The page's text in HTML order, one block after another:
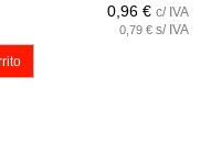
0,96 € c/ IVA
0,79 € s/ IVA